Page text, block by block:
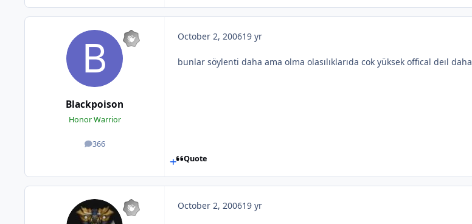
Blackpoison
Honor Warrior
366
posts
October 2, 200619 yr
bunlar söylenti daha ama olma olasılıklarıda cok yüksek offical deıl daha
Quote
October 2, 200619 yr